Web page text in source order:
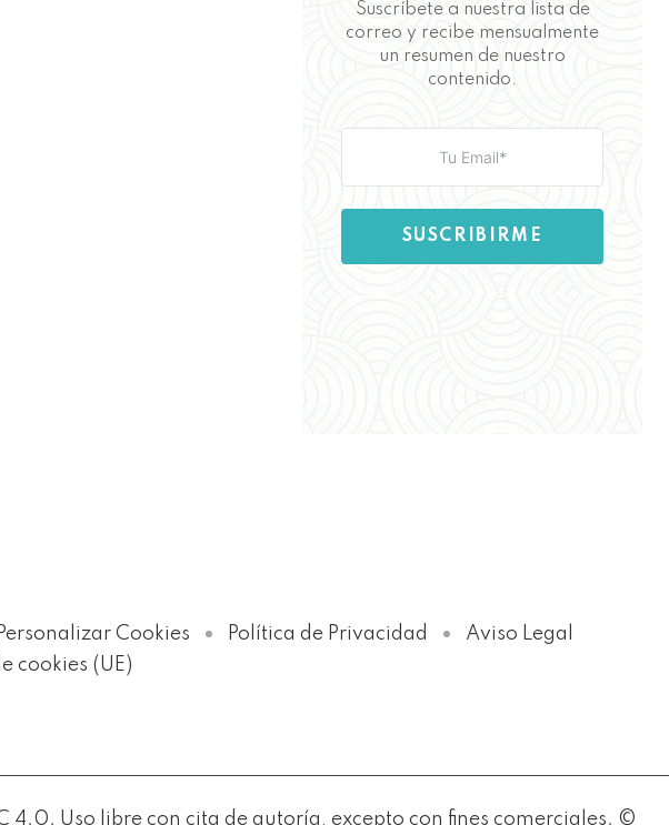
Suscríbete a nuestra lista de
correo y recibe mensualmente
un resumen de nuestro
contenido.
SUSCRIBIRME
Personalizar Cookies Política de Privacidad
Aviso Legal
cookies (UE)
Uso libre con cita de autoría, excepto con fines comerciales. ©